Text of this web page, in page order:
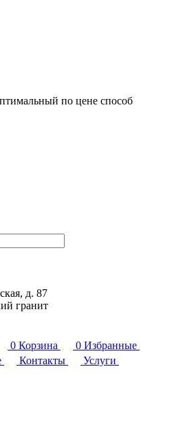
по цене способ
д. 87
гранит
0 Корзина 0 Избранные
Контакты
Услуги